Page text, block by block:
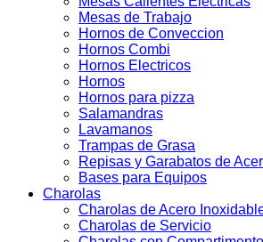
Mesas de Trabajo
Hornos de Conveccion
Hornos Combi
Hornos Electricos
Hornos
Hornos para pizza
Salamandras
Lavamanos
Trampas de Grasa
Repisas y Garabatos de
Bases para Equipos
Charolas
Charolas de Acero
Charolas de Servicio